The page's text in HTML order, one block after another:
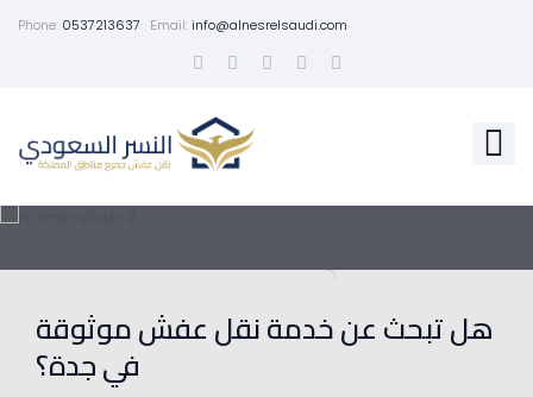
Phone: 0537213637 Email:info@alnesrelsaudi.com
هل تبحث عن خدمة نقل عفش موثوقة
في جدة؟